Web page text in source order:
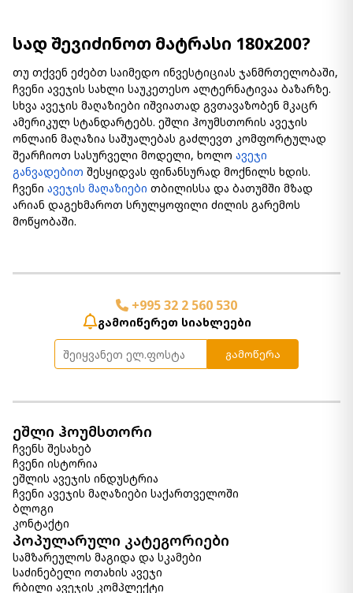
სად შევიძინოთ მატრასი 180x200?
თუ თქვენ ეძებთ საიმედო ინვესტიციას ჯანმრთელობაში,
ჩვენი ავეჯის სახლი საუკეთესო ალტერნატივაა ბაზარზე.
სხვა ავეჯის მაღაზიები იშვიათად გვთავაზობენ მკაცრ
ამერიკულ სტანდარტებს. ეშლი ჰოუმსთორის ავეჯის
ონლაინ მაღაზია საშუალებას გაძლევთ კომფორტულად
შეარჩიოთ სასურველი მოდელი, ხოლო ავეჯი
განვადებით შესყიდვას ფინანსურად მოქნილს ხდის.
ჩვენი ავეჯის მაღაზიები თბილისსა და ბათუმში მზად
არიან დაგეხმაროთ სრულყოფილი ძილის გარემოს
მოწყობაში.
+995 32 2 560 530
გამოიწერეთ სიახლეები
გამოწერა
ეშლი ჰოუმსთორი
ჩვენს შესახებ
ჩვენი ისტორია
ეშლის ავეჯის ინდუსტრია
ჩვენი ავეჯის მაღაზიები საქართველოში
ბლოგი
კონტაქტი
პოპულარული კატეგორიები
სამზარეულოს მაგიდა და სკამები
საძინებელი ოთახის ავეჯი
რბილი ავეჯის კომპლექტი